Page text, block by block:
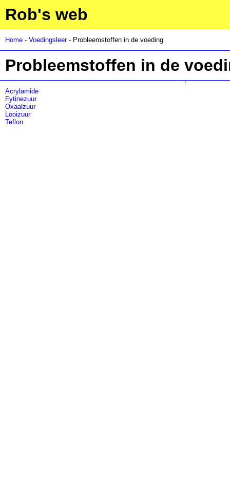
Rob's web
Home - Voedingsleer- Probleemstoffen in de voeding
Probleemstoffen in de
Acrylamide
Fytinezuur
Oxaalzuur
Looizuur
Teflon